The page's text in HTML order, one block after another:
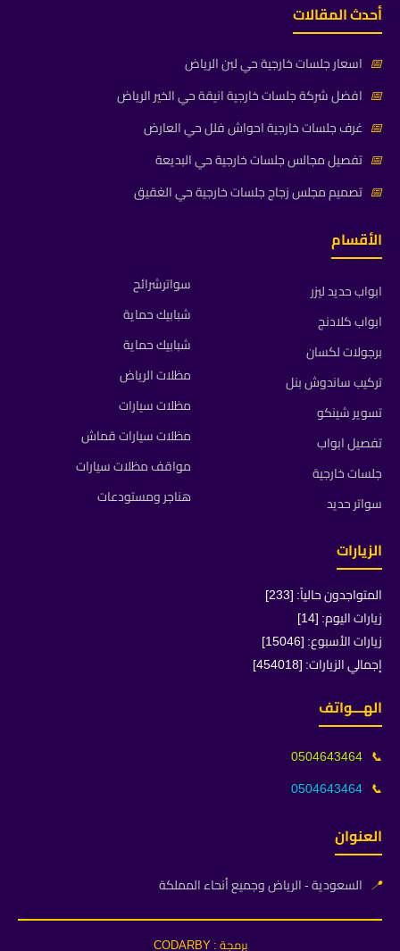
أحدث المقالات
📅 اسعار جلسات خارجية حي لبن الرياض
📅 افضل شركة جلسات خارجية انيقة حي الخير الرياض
📅 غرف جلسات خارجية احواش فلل حي العارض
📅 تفصيل مجالس جلسات خارجية حي البديعة
📅 تصميم مجلس زجاج جلسات خارجية حي الغقيق
الأقسام
ابواب حديد ليزر
ابواب كلادنج
برجولات لكسان
تركيب ساندوش بنل
تسوير شينكو
تفصيل ابواب
جلسات خارجية
سواتر حديد
سواترشرائح
شبابيك حماية
شبابيك حماية
مظلات الرياض
مظلات سيارات
مظلات سيارات قماش
مواقف مظلات سيارات
هناجر ومستودعات
الزيارات
المتواجدون حالياً: [233]
زيارات اليوم: [14]
زيارات الأسبوع: [15046]
إجمالي الزيارات: [454018]
الهـــواتف
📞
0504643464
📞
0504643464
العنوان
📍 السعودية - الرياض وجميع أنحاء المملكة
برمجة : CODARBY